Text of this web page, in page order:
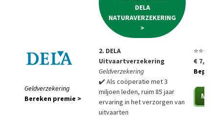
DELA
NATURAVERZEKERING
>
Geldverzekering
Bereken premie >
2. DELA
Uitvaartverzekering
Geldverzekering
✔️ Als coöperatie met 3
miljoen leden, ruim 85 jaar
ervaring in het verzorgen van
uitvaarten
⭐⭐⭐⭐⭐
€ 7,85
Bepaal